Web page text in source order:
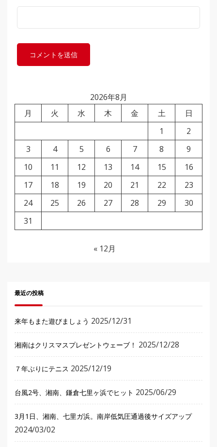
2026年8月
月
火 水 木 金 土
日
1
2
3
4 5 6 7 8
9
10
11 12 13 14 15
16
17
18 19 20 21 22
23
24
25 26 27 28 29
30
31
« 12月
最近の投稿
来年もまた遊びましょう 2025/12/31
湘南はクリスマスプレゼントウェーブ！ 2025/12/28
７年ぶりにテニス 2025/12/19
台風2号、湘南、鎌倉七里ヶ浜でヒット 2025/06/29
3月1日、湘南、七里ガ浜。南岸低気圧通過後サイズアップ
2024/03/02